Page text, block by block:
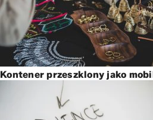
Kontener przeszklony jako